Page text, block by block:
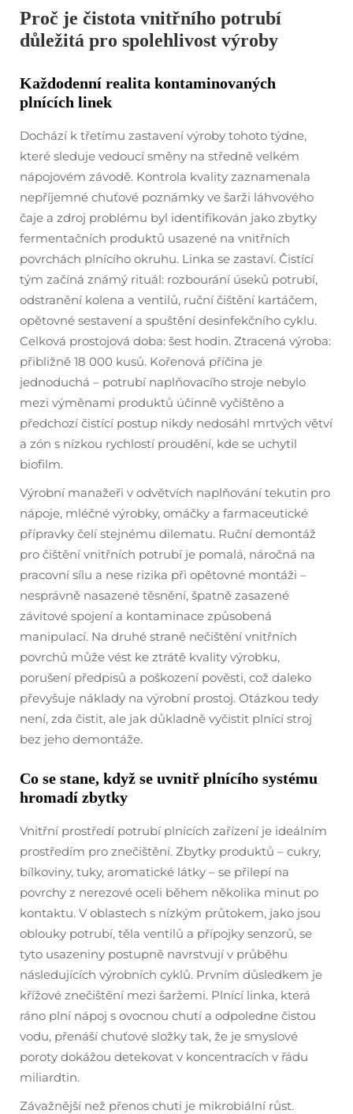
Proč je čistota vnitřního potrubí
důležitá pro spolehlivost výroby
Každodenní realita kontaminovaných
plnících linek
Dochází k třetímu zastavení výroby tohoto týdne,
které sleduje vedoucí směny na středně velkém
nápojovém závodě. Kontrola kvality zaznamenala
nepříjemné chuťové poznámky ve šarži láhvového
čaje a zdroj problému byl identifikován jako zbytky
fermentačních produktů usazené na vnitřních
povrchách plnícího okruhu. Linka se zastaví. Čistící
tým začíná známý rituál: rozbourání úseků potrubí,
odstranění kolena a ventilů, ruční čištění kartáčem,
opětovné sestavení a spuštění desinfekčního cyklu.
Celková prostojová doba: šest hodin. Ztracená výroba:
přibližně 18 000 kusů. Kořenová příčina je
jednoduchá – potrubí naplňovacího stroje nebylo
mezi výměnami produktů účinně vyčištěno a
předchozí čistící postup nikdy nedosáhl mrtvých větví
a zón s nízkou rychlostí proudění, kde se uchytil
biofilm.
Výrobní manažeři v odvětvích naplňování tekutin pro
nápoje, mléčné výrobky, omáčky a farmaceutické
přípravky čelí stejnému dilematu. Ruční demontáž
pro čištění vnitřních potrubí je pomalá, náročná na
pracovní sílu a nese rizika při opětovné montáži –
nesprávně nasazené těsnění, špatně zasazené
závitové spojení a kontaminace způsobená
manipulací. Na druhé straně nečištění vnitřních
povrchů může vést ke ztrátě kvality výrobku,
porušení předpisů a poškození pověsti, což daleko
převyšuje náklady na výrobní prostoj. Otázkou tedy
není, zda čistit, ale jak důkladně vyčistit plnící stroj
bez jeho demontáže.
Co se stane, když se uvnitř plnícího systému
hromadí zbytky
Vnitřní prostředí potrubí plnících zařízení je ideálním
prostředím pro znečištění. Zbytky produktů – cukry,
bílkoviny, tuky, aromatické látky – se přilepí na
povrchy z nerezové oceli během několika minut po
kontaktu. V oblastech s nízkým průtokem, jako jsou
oblouky potrubí, těla ventilů a přípojky senzorů, se
tyto usazeniny postupně navrstvují v průběhu
následujících výrobních cyklů. Prvním důsledkem je
křížové znečištění mezi šaržemi. Plnící linka, která
ráno plní nápoj s ovocnou chutí a odpoledne čistou
vodu, přenáší chuťové složky tak, že je smyslové
poroty dokážou detekovat v koncentracích v řádu
miliardtin.
Závažnější než přenos chuti je mikrobiální růst.